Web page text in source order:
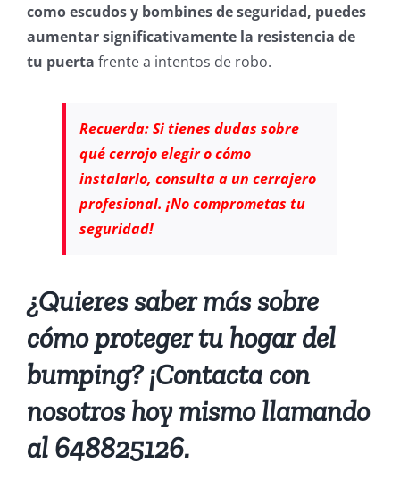
como escudos y bombines de seguridad, puedes
aumentar significativamente la resistencia de
tu puerta frente a intentos de robo.
Recuerda: Si tienes dudas sobre
qué cerrojo elegir o cómo
instalarlo, consulta a un cerrajero
profesional. ¡No comprometas tu
seguridad!
¿Quieres saber más sobre
cómo proteger tu hogar del
bumping? ¡Contacta con
nosotros hoy mismo llamando
al 648825126.